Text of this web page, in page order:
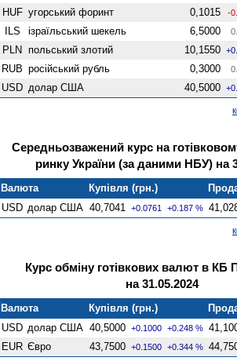
HUF угорський форинт 0,1015 -
ILS ізраїльський шекель 6,5000
PLN польський злотий 10,1550
RUB російський рубль 0,3000
USD долар США 40,5000
Середньозважений курс на
ринку України (за даними НБУ) на
Валюта Купівля (грн.)
USD долар США 40,7041 +0.0761 +0.187 %
Курс обміну готівкових валют в КБ
на 31.05.2024
Валюта Купівля (грн.)
USD долар США 40,5000 +0.1000 +0.248 %
EUR Євро 43,7500 +0.1500 +0.344 %